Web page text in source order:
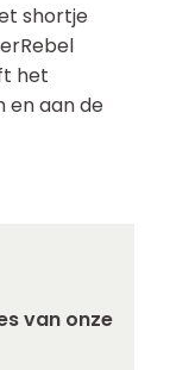
shortje
het
en aan de
van onze